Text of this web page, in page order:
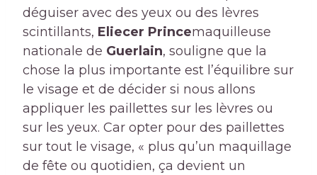
déguiser avec des yeux ou des lèvres
scintillants, Eliecer Princemaquilleuse
nationale de Guerlain, souligne que la
chose la plus importante est l’équilibre sur
le visage et de décider si nous allons
appliquer les paillettes sur les lèvres ou
sur les yeux. Car opter pour des paillettes
sur tout le visage, « plus qu’un maquillage
de fête ou quotidien, ça devient un